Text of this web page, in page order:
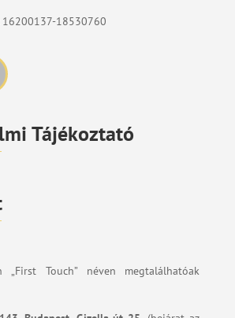
16200137-18530760
Tájékoztató
„First Touch” néven megtalálhatóak